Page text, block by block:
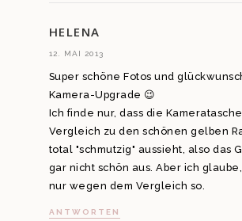
HELENA
12. MAI 2013
Super schöne Fotos und
Kamera-Upgrade 😉
Ich finde nur, dass die
Vergleich zu den schönen gelben
total "schmutzig" aussieht, also das
gar nicht schön aus. Aber ich
nur wegen dem Vergleich so.
ANTWORTEN